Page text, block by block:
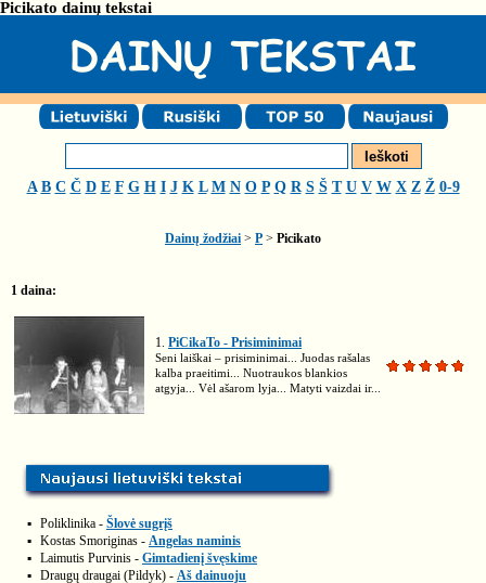
Picikato dainų tekstai
A B C Č D E F G H I J K L M N O P Q R S Š T U V W X Z Ž 0-9
Dainų žodžiai > P > Picikato
1 daina:
1. PiCikaTo - Prisiminimai
Seni laiškai – prisiminimai... Juodas rašalas
kalba praeitimi... Nuotraukos blankios
atgyja... Vėl ašarom lyja... Matyti vaizdai ir...
▪ Poliklinika - Šlovė sugrįš
▪ Kostas Smoriginas - Angelas naminis
▪ Laimutis Purvinis - Gimtadienį švęskime
▪ Draugų draugai (Pildyk) - Aš dainuoju